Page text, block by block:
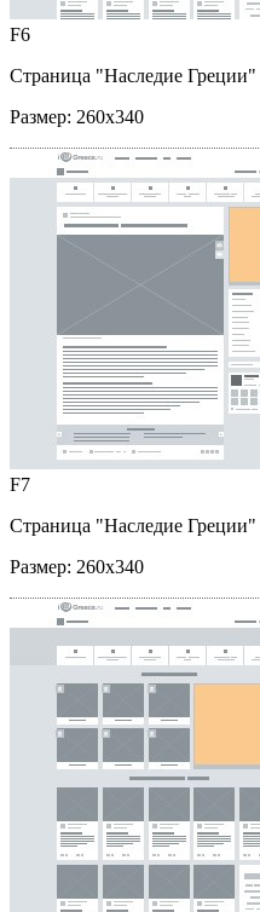
F6
Страница "Наследие Греции"
Размер: 260x340
F7
Страница "Наследие Греции"
Размер: 260x340